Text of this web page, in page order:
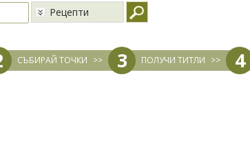
Рецепти
СЪБИРАЙ ТОЧКИ >> 3 ПОЛУЧИ ТИТЛИ >> 4